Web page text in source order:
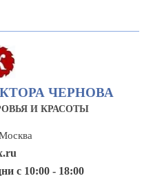
ЧЕРНОВА
И КРАСОТЫ
с 10:00 - 18:00